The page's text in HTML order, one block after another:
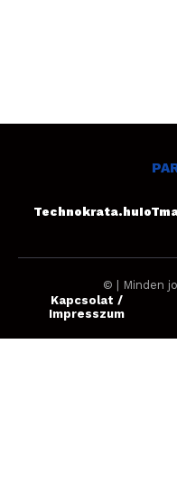
Technokrata.hu
© | Minden
Kapcsolat /
Impresszum